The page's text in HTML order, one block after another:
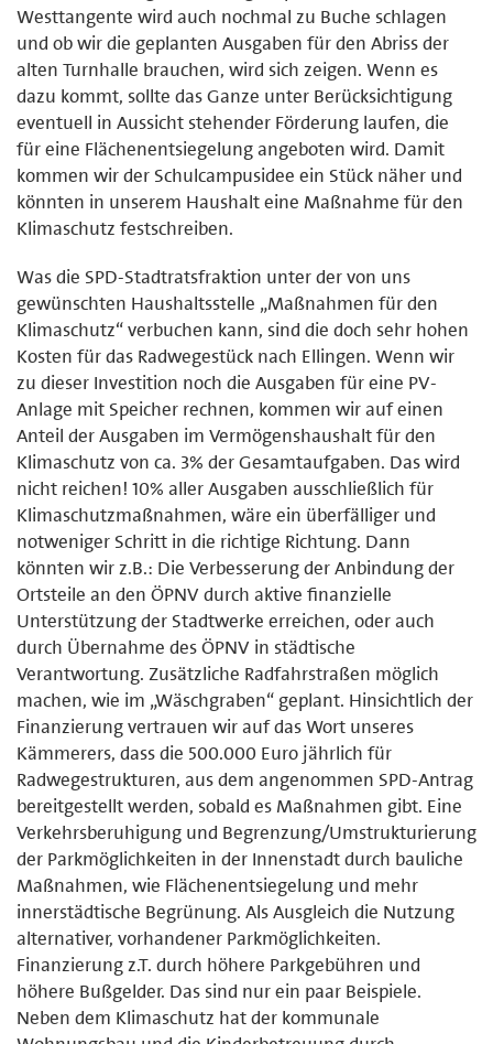
Westtangente wird auch nochmal zu Buche schlagen
und ob wir die geplanten Ausgaben für den Abriss der
alten Turnhalle brauchen, wird sich zeigen. Wenn es
dazu kommt, sollte das Ganze unter Berücksichtigung
eventuell in Aussicht stehender Förderung laufen, die
für eine Flächenentsiegelung angeboten wird. Damit
kommen wir der Schulcampusidee ein Stück näher und
könnten in unserem Haushalt eine Maßnahme für den
Klimaschutz festschreiben.
Was die SPD-Stadtratsfraktion unter der von uns
gewünschten Haushaltsstelle „Maßnahmen für den
Klimaschutz“ verbuchen kann, sind die doch sehr hohen
Kosten für das Radwegestück nach Ellingen. Wenn wir
zu dieser Investition noch die Ausgaben für eine PV-
Anlage mit Speicher rechnen, kommen wir auf einen
Anteil der Ausgaben im Vermögenshaushalt für den
Klimaschutz von ca. 3% der Gesamtaufgaben. Das wird
nicht reichen! 10% aller Ausgaben ausschließlich für
Klimaschutzmaßnahmen, wäre ein überfälliger und
notweniger Schritt in die richtige Richtung. Dann
könnten wir z.B.: Die Verbesserung der Anbindung der
Ortsteile an den ÖPNV durch aktive finanzielle
Unterstützung der Stadtwerke erreichen, oder auch
durch Übernahme des ÖPNV in städtische
Verantwortung. Zusätzliche Radfahrstraßen möglich
machen, wie im „Wäschgraben“ geplant. Hinsichtlich der
Finanzierung vertrauen wir auf das Wort unseres
Kämmerers, dass die 500.000 Euro jährlich für
Radwegestrukturen, aus dem angenommen SPD-Antrag
bereitgestellt werden, sobald es Maßnahmen gibt. Eine
Verkehrsberuhigung und Begrenzung/Umstrukturierung
der Parkmöglichkeiten in der Innenstadt durch bauliche
Maßnahmen, wie Flächenentsiegelung und mehr
innerstädtische Begrünung. Als Ausgleich die Nutzung
alternativer, vorhandener Parkmöglichkeiten.
Finanzierung z.T. durch höhere Parkgebühren und
höhere Bußgelder. Das sind nur ein paar Beispiele.
Neben dem Klimaschutz hat der kommunale